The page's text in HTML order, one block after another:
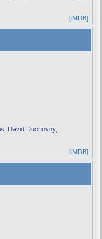
[iMDB]
David Duchovny,
[iMDB]